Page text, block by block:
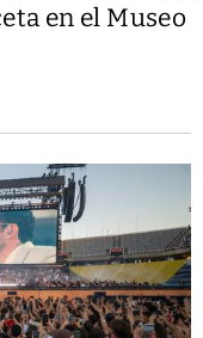
en el Museo